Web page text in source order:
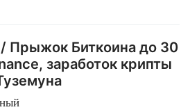
Биткоина до 30
заработок крипты